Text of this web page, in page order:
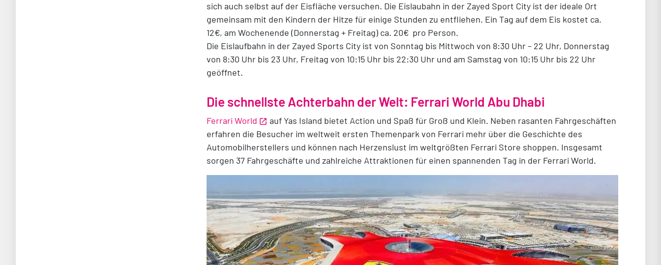
sich auch selbst auf der Eisfläche versuchen. Die Eislaubahn in der Zayed Sport City ist der ideale Ort
gemeinsam mit den Kindern der Hitze für einige Stunden zu entfliehen. Ein Tag auf dem Eis kostet ca.
12€, am Wochenende (Donnerstag + Freitag) ca. 20€ pro Person.
Die Eislaufbahn in der Zayed Sports City ist von Sonntag bis Mittwoch von 8:30 Uhr – 22 Uhr, Donnerstag
von 8:30 Uhr bis 23 Uhr, Freitag von 10:15 Uhr bis 22:30 Uhr und am Samstag von 10:15 Uhr bis 22 Uhr
geöffnet.
Die schnellste Achterbahn der Welt: Ferrari World Abu Dhabi
Ferrari World
auf Yas Island bietet Action und Spaß für Groß und Klein. Neben rasanten Fahrgeschäften
erfahren die Besucher im weltweit ersten Themenpark von Ferrari mehr über die Geschichte des
Automobilherstellers und können nach Herzenslust im weltgrößten Ferrari Store shoppen. Insgesamt
sorgen 37 Fahrgeschäfte und zahlreiche Attraktionen für einen spannenden Tag in der Ferrari World.